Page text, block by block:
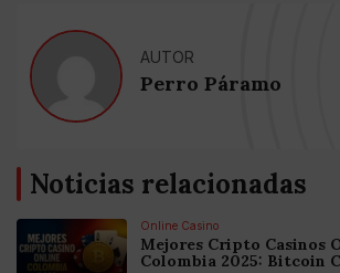
AUTOR
Perro Páramo
Noticias relacionadas
Online Casino
Mejores Cripto Casinos
Colombia 2025: Bitcoin